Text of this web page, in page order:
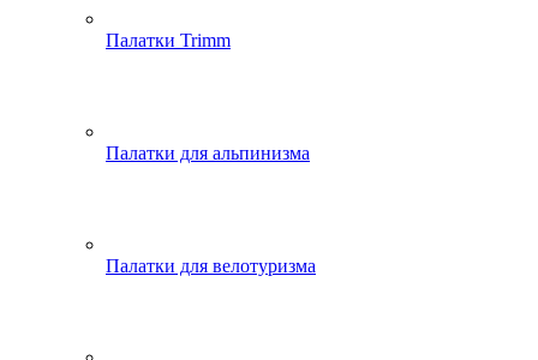
Палатки Trimm
Палатки для альпинизма
Палатки для велотуризма